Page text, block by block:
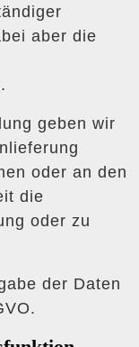
aber die
geben wir
oder an den
die
oder zu
der Daten